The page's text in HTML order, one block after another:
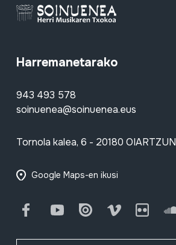
Harremanetarako
943 493 578
soinuenea@soinuenea.eus
Tornola kalea, 6 - 20180 OIARTZUN
Google Maps-en ikusi
FacebookYoutube Issuu Vimeo Flickr